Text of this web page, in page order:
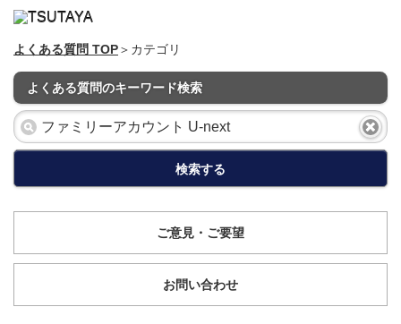
よくある質問 TOP＞カテゴリ
よくある質問のキーワード検索
検索する
ご意見・ご要望
お問い合わせ